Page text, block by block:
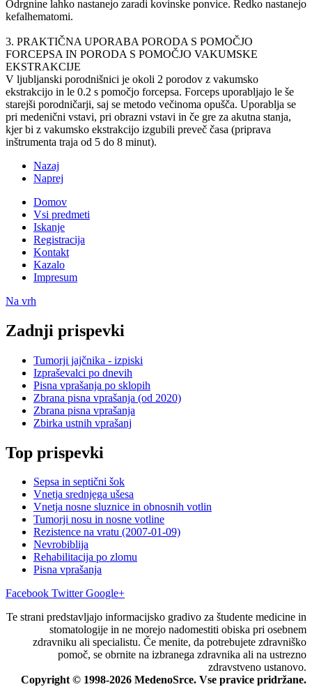
Odrgnine lahko nastanejo zaradi kovinske ponvice. Redko nastanejo
kefalhematomi.
3. PRAKTIČNA UPORABA PORODA S POMOČJO
FORCEPSA IN PORODA S POMOČJO VAKUMSKE
EKSTRAKCIJE
V ljubljanski porodnišnici je okoli 2 porodov z vakumsko
ekstrakcijo in le 0.2 s pomočjo forcepsa. Forceps uporabljajo le še
starejši porodničarji, saj se metodo večinoma opušča. Uporablja se
pri medenični vstavi, pri obrazni vstavi in če gre za akutna stanja,
kjer bi z vakumsko ekstrakcijo izgubili preveč časa (priprava
inštrumenta traja od 5 do 8 minut).
Nazaj
Naprej
Domov
Vsi predmeti
Iskanje
Registracija
Kontakt
Kazalo
Impresum
Na vrh
Zadnji prispevki
Tumorji jajčnika - izpiski
Izpraševalci po dnevih
Pisna vprašanja po sklopih
Zbrana pisna vprašanja (od 2020)
Zbrana pisna vprašanja
Zbirka ustnih vprašanj
Top prispevki
Sepsa in septični šok
Vnetja srednjega ušesa
Vnetja nosne sluznice in obnosnih votlin
Tumorji nosu in nosne votline
Rezistence na vratu (2007-01-09)
Nevrobiblija
Rehabilitacija po zlomu
Pisna vprašanja
Facebook Twitter Google+
Te strani predstavljajo informacijsko gradivo za študente medicine in
stomatologije in ne morejo nadomestiti obiska pri osebnem
zdravniku ali specialistu. Če menite, da potrebujete zdravniško
pomoč, se obrnite na izbranega zdravnika ali na ustrezno
zdravstveno ustanovo.
Copyright © 1998-2026 MedenoSrce. Vse pravice pridržane.